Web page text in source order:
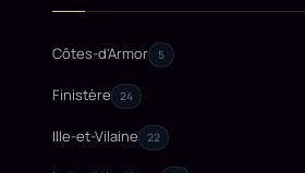
Côtes-d'Armor 5
Finistère 24
Ille-et-Vilaine 22